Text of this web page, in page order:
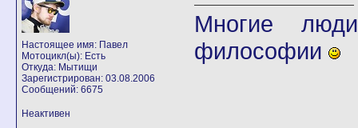
Настоящее имя: Павел
Мотоцикл(ы): Есть
Откуда: Мытищи
Зарегистрирован: 03.08.2006
Сообщений: 6675
Многие
философии
Неактивен